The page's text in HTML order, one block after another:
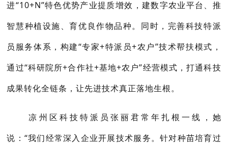
进“10+N”特色优势产业提质增效，建数字农业平台、推
智慧种植设施、育优良作物品种。同时，完善科技特派
员服务体系，构建“专家+特派员+农户”技术帮扶模式，
通过“科研院所+合作社+基地+农户”经营模式，打通科技
成果转化全链条，让先进技术真正落地生根。
凉州区科技特派员张丽君常年扎根一线，她
说：“我们经常深入企业开展技术服务。针对种苗培育过